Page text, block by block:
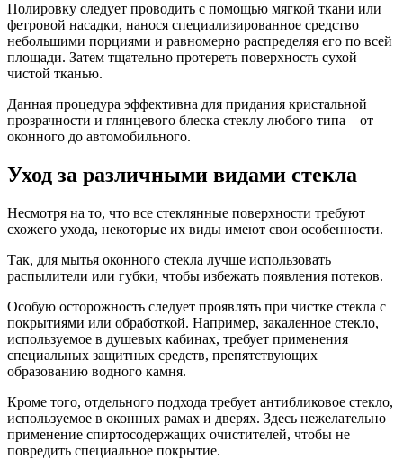
Полировку следует проводить с помощью мягкой ткани или
фетровой насадки, нанося специализированное средство
небольшими порциями и равномерно распределяя его по всей
площади. Затем тщательно протереть поверхность сухой
чистой тканью.
Данная процедура эффективна для придания кристальной
прозрачности и глянцевого блеска стеклу любого типа – от
оконного до автомобильного.
Уход за различными видами стекла
Несмотря на то, что все стеклянные поверхности требуют
схожего ухода, некоторые их виды имеют свои особенности.
Так, для мытья оконного стекла лучше использовать
распылители или губки, чтобы избежать появления потеков.
Особую осторожность следует проявлять при чистке стекла с
покрытиями или обработкой. Например, закаленное стекло,
используемое в душевых кабинах, требует применения
специальных защитных средств, препятствующих
образованию водного камня.
Кроме того, отдельного подхода требует антибликовое стекло,
используемое в оконных рамах и дверях. Здесь нежелательно
применение спиртосодержащих очистителей, чтобы не
повредить специальное покрытие.